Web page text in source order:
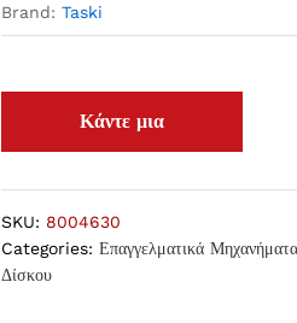
Brand:Taski
SKU: 8004630
Categories:Επαγγελματικά
Δίσκου